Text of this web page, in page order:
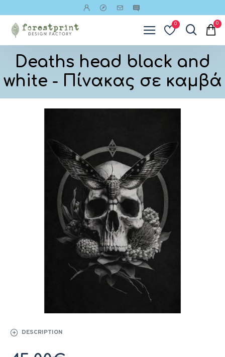
0 0
Deaths head black and
white - Πίνακας σε καμβά
DESCRIPTION